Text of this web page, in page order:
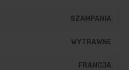
SZAMPANIA
WYTRAWNE
FRANCJA